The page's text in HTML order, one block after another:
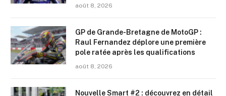
août 8, 2026
GP de Grande-Bretagne de MotoGP :
Raul Fernandez déplore une première
pole ratée après les qualifications
août 8, 2026
Nouvelle Smart #2 : découvrez en détail